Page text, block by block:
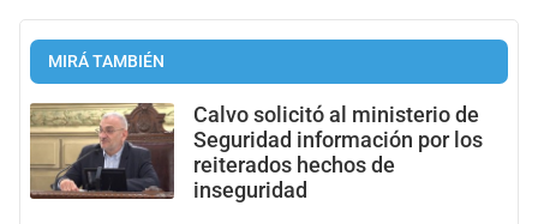
MIRÁ TAMBIÉN
Calvo solicitó al ministerio de
Seguridad información por los
reiterados hechos de
inseguridad